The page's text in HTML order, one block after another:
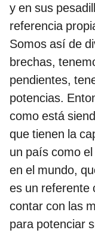
y en sus
referencia
Somos así de
brechas,
pendientes,
potencias.
como está
que tienen la
un país como
en el mundo,
es un referente
contar con las
para potenciar